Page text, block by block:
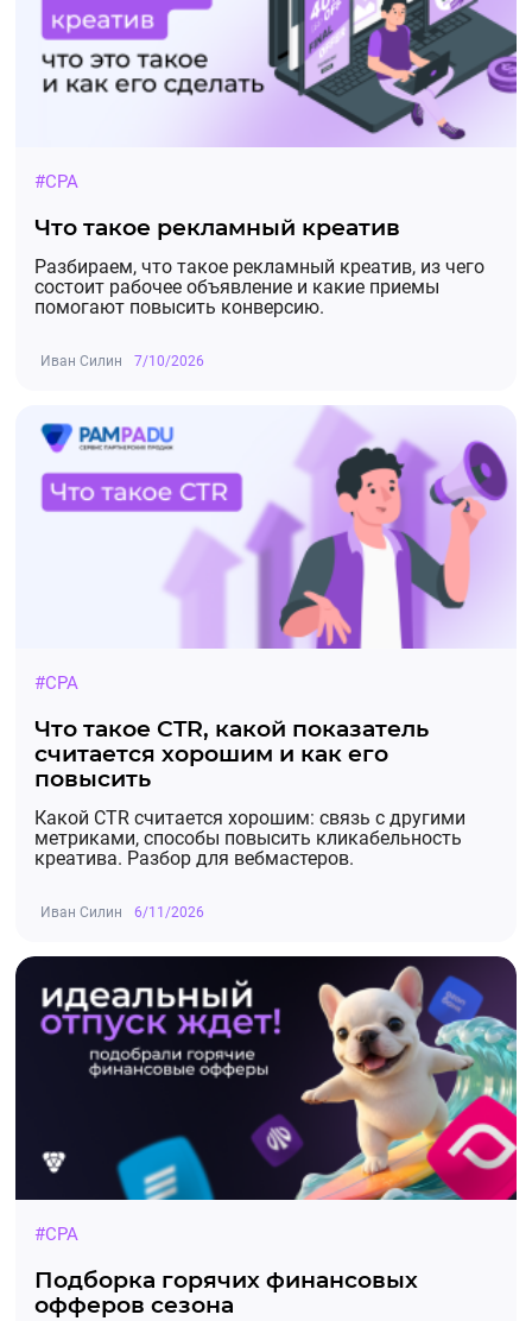
#CPA
Что такое рекламный креатив
Разбираем, что такое рекламный креатив, из чего
состоит рабочее объявление и какие приемы
помогают повысить конверсию.
Иван Силин 7/10/2026
#CPA
Что такое CTR, какой показатель
считается хорошим и как его
повысить
Какой CTR считается хорошим: связь с другими
метриками, способы повысить кликабельность
креатива. Разбор для вебмастеров.
Иван Силин 6/11/2026
#CPA
Подборка горячих финансовых
офферов сезона